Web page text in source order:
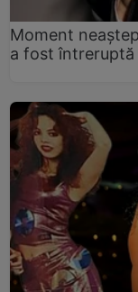
Moment
a fost întreruptă